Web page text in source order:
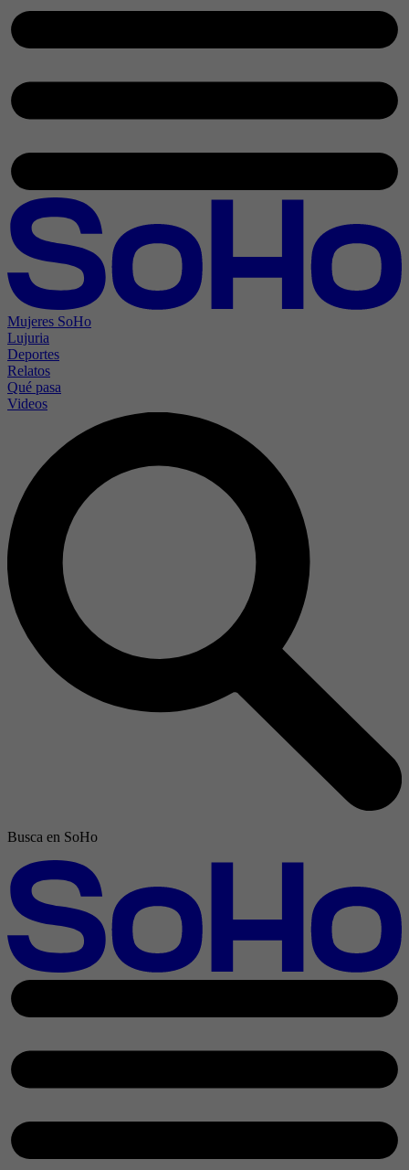
Mujeres SoHo
Lujuria
Deportes
Relatos
Qué pasa
Videos
Busca en SoHo